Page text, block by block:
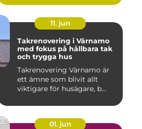
11. jun
Takrenovering i Värnamo
med fokus på hållbara tak
och trygga hus
Takrenovering Värnamo är
ett ämne som blivit allt
viktigare för husägare, b...
01. jun